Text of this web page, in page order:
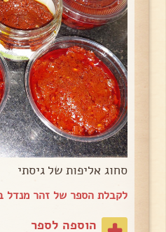
סחוג אליפות של גיסתי
לקבלת הספר של זהר מנדל
הוספה לספר